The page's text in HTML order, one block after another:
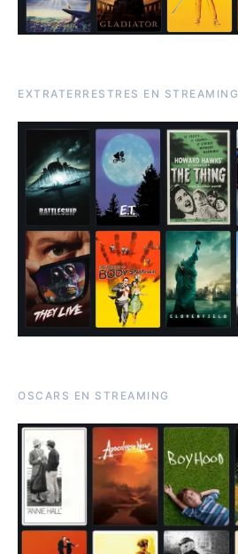
EXTRATERRESTRES EN STREAMING
OSCARS EN STREAMING